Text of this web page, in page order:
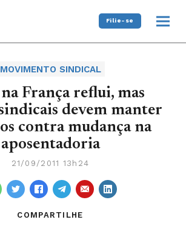
Filie-se
MOVIMENTO SINDICAL
França reflui, mas
devem manter
contra mudança na
aposentadoria
21/09/2011 13h24
COMPARTILHE